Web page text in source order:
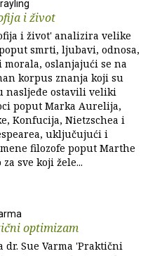
i život
i život' analizira velike
smrti, ljubavi, odnosa,
morala, oslanjajući se na
korpus znanja koji su
nasljeđe ostavili veliki
poput Marka Aurelija,
Konfucija, Nietzschea i
uključujući i
filozofe poput Marthe
sve koji žele...
optimizam
dr. Sue Varma 'Praktični